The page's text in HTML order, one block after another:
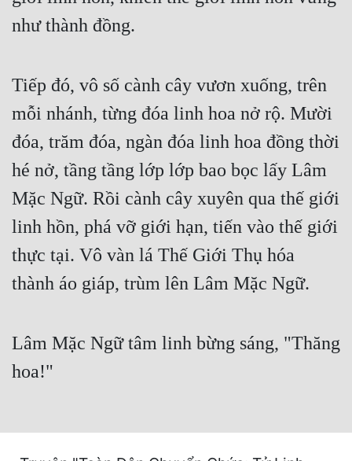
Dị Năng
Gia Đấu
Góc Nhìn Nam
Góc Nhìn Nữ
Huyền Huyễn
Huyền Nghi
Huyền Ảo
như thành đồng.
Tiếp đó, vô số cành cây vươn xuống, trên
mỗi nhánh, từng đóa linh hoa nở rộ. Mười
đóa, trăm đóa, ngàn đóa linh hoa đồng thời
hé nở, tầng tầng lớp lớp bao bọc lấy Lâm
Mặc Ngữ. Rồi cành cây xuyên qua thế giới
linh hồn, phá vỡ giới hạn, tiến vào thế giới
thực tại. Vô vàn lá Thế Giới Thụ hóa
thành áo giáp, trùm lên Lâm Mặc Ngữ.
Lâm Mặc Ngữ tâm linh bừng sáng, "Thăng
hoa!"